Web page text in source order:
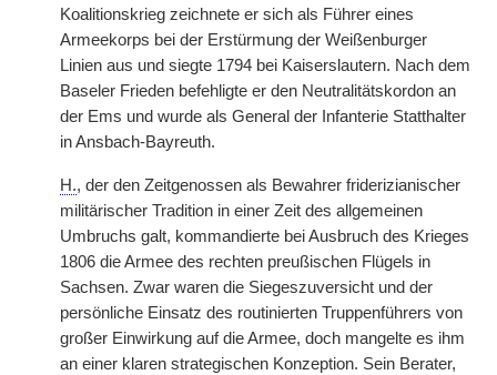
Koalitionskrieg zeichnete er sich als Führer eines
Armeekorps bei der Erstürmung der Weißenburger
Linien aus und siegte 1794 bei Kaiserslautern. Nach dem
Baseler Frieden befehligte er den Neutralitätskordon an
der Ems und wurde als General der Infanterie Statthalter
in Ansbach-Bayreuth.
H., der den Zeitgenossen als Bewahrer friderizianischer
militärischer Tradition in einer Zeit des allgemeinen
Umbruchs galt, kommandierte bei Ausbruch des Krieges
1806 die Armee des rechten preußischen Flügels in
Sachsen. Zwar waren die Siegeszuversicht und der
persönliche Einsatz des routinierten Truppenführers von
großer Einwirkung auf die Armee, doch mangelte es ihm
an einer klaren strategischen Konzeption. Sein Berater,